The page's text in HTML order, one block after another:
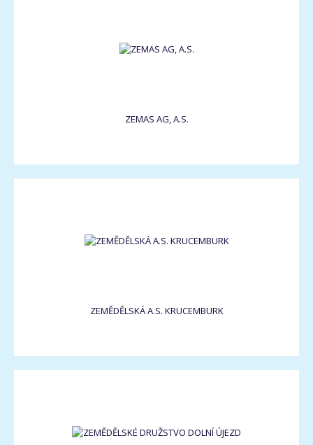
ZEMAS AG, A.S.
ZEMĚDĚLSKÁ A.S. KRUCEMBURK